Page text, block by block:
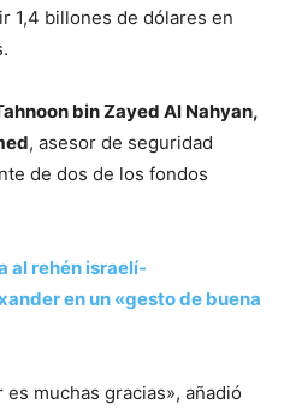
1,4 billones de dólares en
bin Zayed Al Nahyan,
, asesor de seguridad
de dos de los fondos
al rehén israelí-
en un «gesto de buena
muchas gracias», añadió